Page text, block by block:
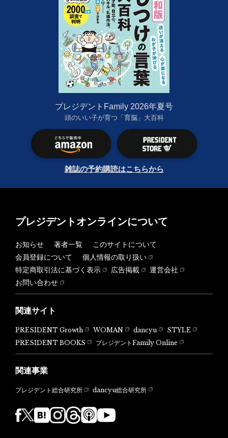
プレジデントFamily 2026年夏号
頭のいい子が育つ「育脳」大百科
雑誌の予約購読はこちらから
プレジデントオンラインについて
お知らせ 著者一覧
このサイトについて
会員登録について
個人情報の取り扱い
特定商取引法に基づく表示
広告掲載
運営会社
お問い合わせ
関連サイト
PRESIDENT Growth WOMAN dancyu
STYLE
PRESIDENT BOOKS
プレジデントFamily Online
関連事業
プレジデント総合研究所 dancyu総合研究所